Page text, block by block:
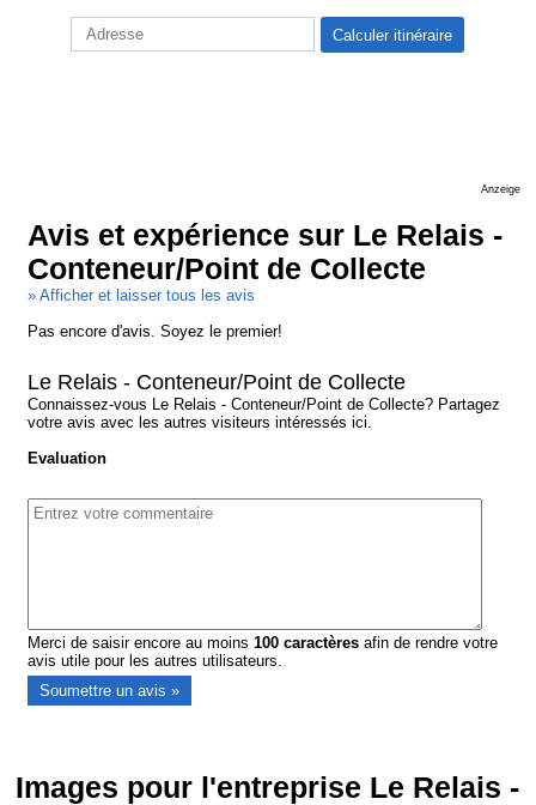
Anzeige
Avis et expérience sur Le Relais -
Conteneur/Point de Collecte
» Afficher et laisser tous les avis
Pas encore d'avis. Soyez le premier!
Le Relais - Conteneur/Point de Collecte
Connaissez-vous Le Relais - Conteneur/Point de Collecte? Partagez
votre avis avec les autres visiteurs intéressés ici.
Evaluation
Merci de saisir encore au moins100 caractères afin de rendre votre
avis utile pour les autres utilisateurs.
Images pour l'entreprise Le Relais -